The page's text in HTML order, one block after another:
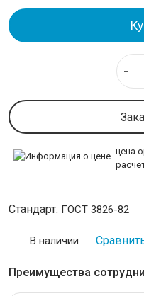
КАЛИБРОВАННАЯ
Cетка стальная тканая
Сетка стальная плетеная
Сетка стальная
ИНСТРУМЕНТАЛЬНАЯ
-
цена
Стандарт: ГОСТ 3826-82
В наличии
Преимущества